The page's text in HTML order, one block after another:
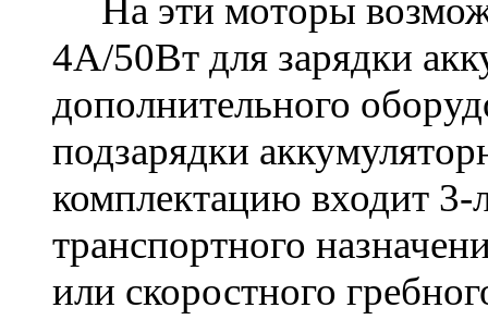
На эти моторы
4А/50Вт для зарядки
дополнительного
подзарядки
комплектацию входит
транспортного
или скоростного